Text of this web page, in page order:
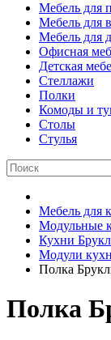
Мебель для
Мебель для
Мебель для
Офисная
Детская
Стеллажи
Полки
Комоды и
Столы
Стулья
Мебель для
Модульные
Кухни
Модули
Полка
Полка